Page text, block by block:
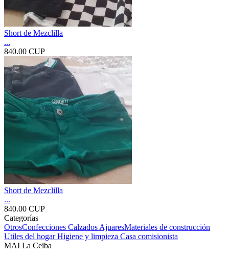
Short de Mezclilla
...
840.00 CUP
Short de Mezclilla
...
840.00 CUP
Categorías
OtrosConfecciones Calzados AjuaresMateriales de construcción
Utiles del hogarHigiene y limpieza Casa comisionista
MAI La Ceiba